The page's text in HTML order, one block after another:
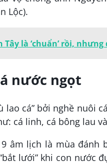
Lộc).
Tây là ‘chuẩn’ rồi,
nước ngọt
lao cá” bởi nghề nuôi
cá linh, cá bông lau
âm lịch là mùa đánh
lưới” khi con nước